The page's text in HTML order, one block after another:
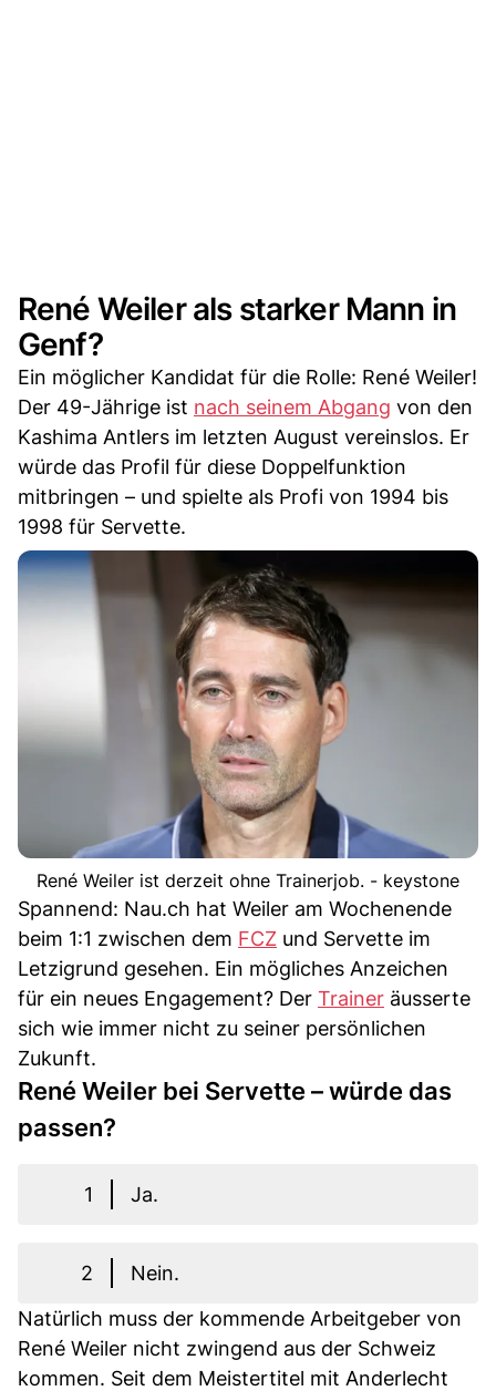
René Weiler als starker Mann in
Genf?
Ein möglicher Kandidat für die Rolle: René Weiler!
Der 49-Jährige ist nach seinem Abgang von den
Kashima Antlers im letzten August vereinslos. Er
würde das Profil für diese Doppelfunktion
mitbringen – und spielte als Profi von 1994 bis
1998 für Servette.
René Weiler ist derzeit ohne Trainerjob. - keystone
Spannend: Nau.ch hat Weiler am Wochenende
beim 1:1 zwischen dem FCZ und Servette im
Letzigrund gesehen. Ein mögliches Anzeichen
für ein neues Engagement? Der Trainer äusserte
sich wie immer nicht zu seiner persönlichen
Zukunft.
René Weiler bei Servette – würde das
passen?
1 Ja.
2
Nein.
Natürlich muss der kommende Arbeitgeber von
René Weiler nicht zwingend aus der Schweiz
kommen. Seit dem Meistertitel mit Anderlecht